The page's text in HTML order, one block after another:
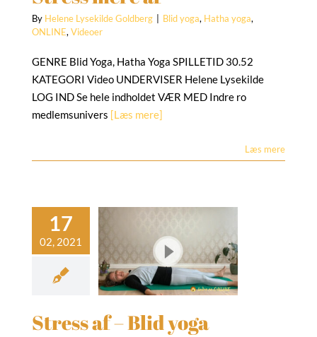
By Helene Lysekilde Goldberg Blid yoga, Hatha yoga,
ONLINE,Videoer
GENRE Blid Yoga, Hatha Yoga SPILLETID 30.52
KATEGORI Video UNDERVISER Helene Lysekilde
LOG IND Se hele indholdet VÆR MED Indre ro
medlemsunivers [Læs mere]
Læs mere
af – Blid
yoga
Hatha yoga
Stress af – Blid yoga